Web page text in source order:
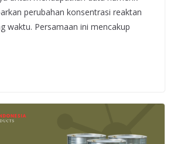
perubahan konsentrasi reaktan
waktu. Persamaan ini mencakup